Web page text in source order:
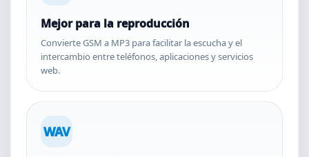
Mejor para la reproducción
Convierte GSM a MP3 para facilitar la escucha y el
intercambio entre teléfonos, aplicaciones y servicios
web.
WAV